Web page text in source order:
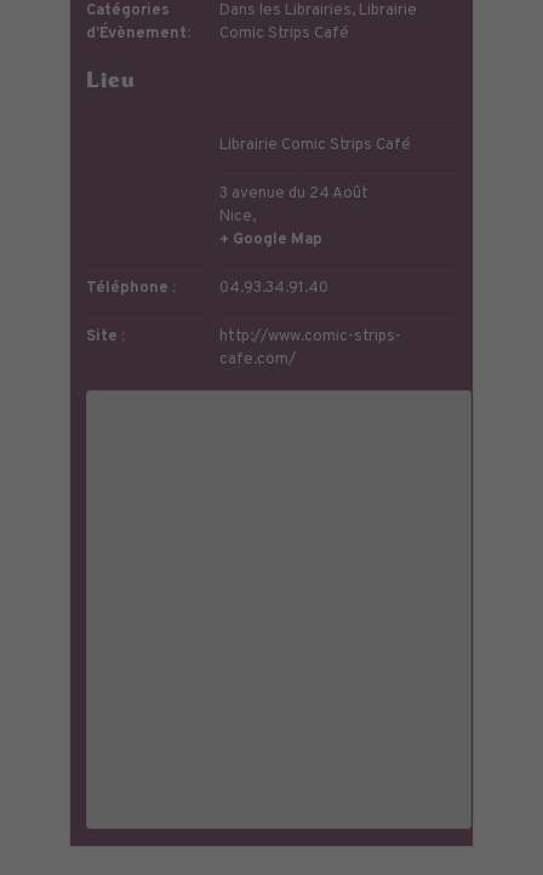
Catégories
d’Évènement:
Dans les Librairies, Librairie
Comic Strips Café
Lieu
Librairie Comic Strips Café
3 avenue du 24 Août
Nice,
+ Google Map
Téléphone : 04.93.34.91.40
Site :
http://www.comic-strips-
cafe.com/